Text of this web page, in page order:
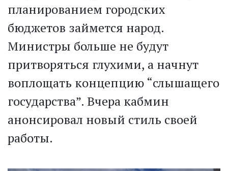
планированием городских
бюджетов займется народ.
Министры больше не будут
притворяться глухими, а начнут
воплощать концепцию “слышащего
государства”. Вчера кабмин
анонсировал новый стиль своей
работы.